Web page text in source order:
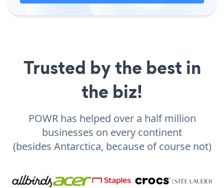
Trusted by the best in
the biz!
POWR has helped over a half million
businesses on every continent
(besides Antarctica, because of course not)